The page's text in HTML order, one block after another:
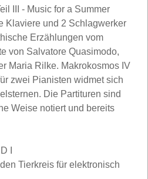
III - Music for a Summer
Klaviere und 2 Schlagwerker
Erzählungen vom
von Salvatore Quasimodo,
Maria Rilke. Makrokosmos IV
zwei Pianisten widmet sich
Die Partituren sind
Weise notiert und bereits
I
Tierkreis für elektronisch